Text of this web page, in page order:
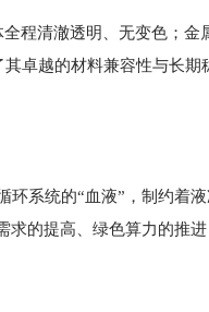
程清澈透明、无变色；金
卓越的材料兼容性与长期
系统的“血液”，制约着
的提高、绿色算力的推